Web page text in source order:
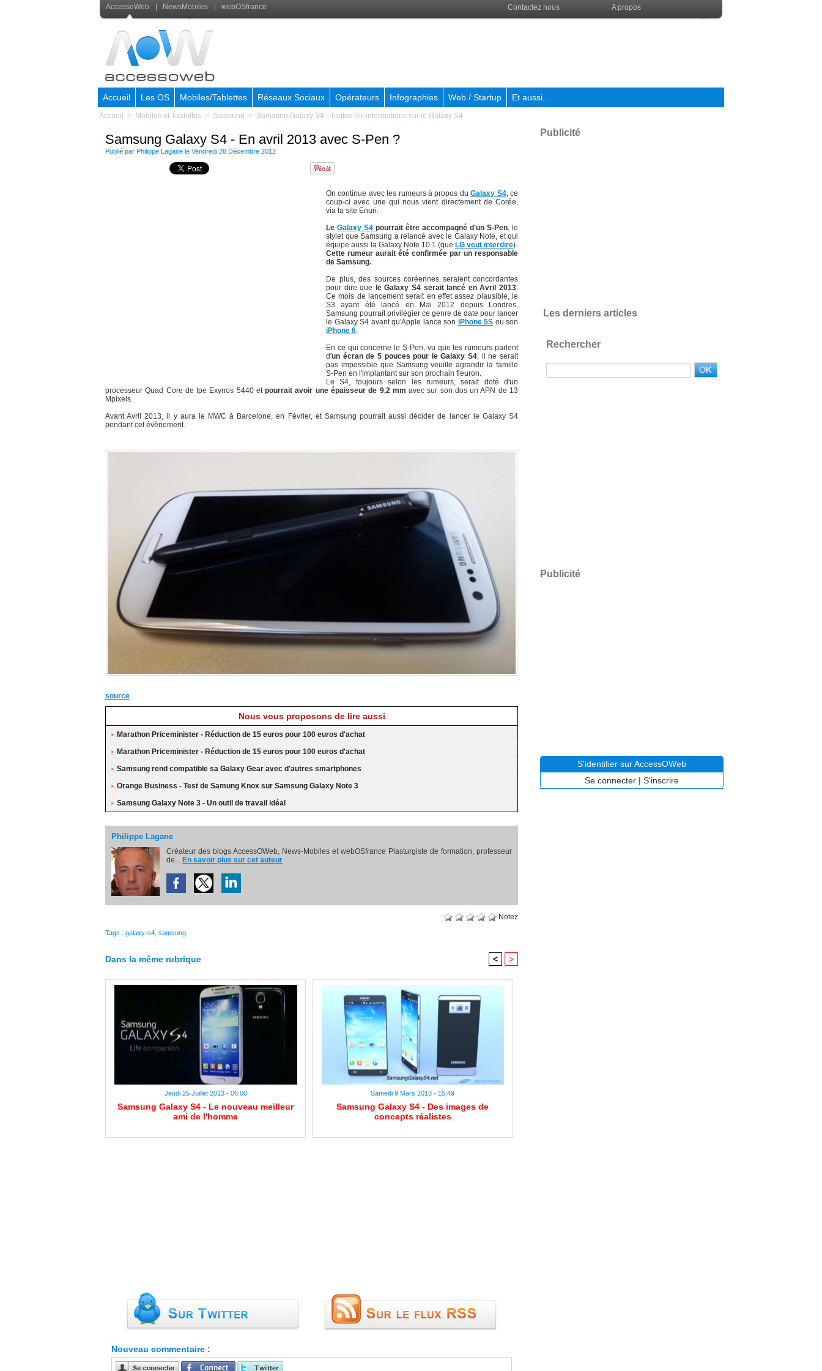
AccessoWeb NewsMobiles webOSfrance Contactez nous A propos
Accueil Les OS Mobiles/Tablettes Réseaux Sociaux Opérateurs Infographies Web / Startup Et aussi...
Accueil > Mobiles et Tablettes > Samsung > Samsung Galaxy S4 - Toutes les informations sur le Galaxy S4
Samsung Galaxy S4 - En avril 2013 avec S-Pen ?
Publié par Philippe Lagane le Vendredi 28 Décembre 2012
On continue avec les rumeurs à propos duGalaxy S4, ce
coup-ci avec une qui nous vient directement de Corée,
via la site Enuri.
Le Galaxy S4 pourrait être accompagné d'un S-Pen, le
stylet que Samsung a relancé avec le Galaxy Note, et qui
équipe aussi la Galaxy Note 10.1 (que LG veut interdire).
Cette rumeur aurait été confirmée par un responsable
de Samsung.
De plus, des sources coréennes seraient concordantes
pour dire que le Galaxy S4 serait lancé en Avril 2013.
Ce mois de lancement serait en effet assez plausible, le
S3 ayant été lancé en Mai 2012 depuis Londres,
Samsung pourrait privilégier ce genre de date pour lancer
le Galaxy S4 avant qu'Apple lance son iPhone 5S ou son
iPhone 6.
En ce qui concerne le S-Pen, vu que les rumeurs parlent
d'un écran de 5 pouces pour le Galaxy S4, il ne serait
pas impossible que Samsung veuille agrandir la famille
S-Pen en l'implantant sur son prochain fleuron.
Le S4, toujours selon les rumeurs, serait doté d'un
processeur Quad Core de tpe Exynos 5440 etpourrait avoir une épaisseur de 9,2 mm avec sur son dos un APN de 13
Mpixels.
Avant Avril 2013, il y aura le MWC à Barcelone, en Février, et Samsung pourrait aussi décider de lancer le Galaxy S4
pendant cet évènement.
source
Nous vous proposons de lire aussi
Marathon Priceminister - Réduction de 15 euros pour 100 euros d'achat
Marathon Priceminister - Réduction de 15 euros pour 100 euros d'achat
Samsung rend compatible sa Galaxy Gear avec d'autres smartphones
Orange Business - Test de Samung Knox sur Samsung Galaxy Note 3
Samsung Galaxy Note 3 - Un outil de travail idéal
Philippe Lagane
Créateur des blogs AccessOWeb, News-Mobiles et webOSfrance Plasturgiste de formation, professeur
de... En savoir plus sur cet auteur
Notez
Tags : galaxy-s4 samsung
Dans la même rubrique < >
Jeudi 25 Juillet 2013 - 06:00
Samsung Galaxy S4 - Le nouveau meilleur
ami de l'homme
Samedi 9 Mars 2013 - 15:49
Samsung Galaxy S4 - Des images de
concepts réalistes
Nouveau commentaire :
Publicité
Les derniers articles
Rechercher
Publicité
S'identifier sur AccessOWeb
Se connecter | S'inscrire